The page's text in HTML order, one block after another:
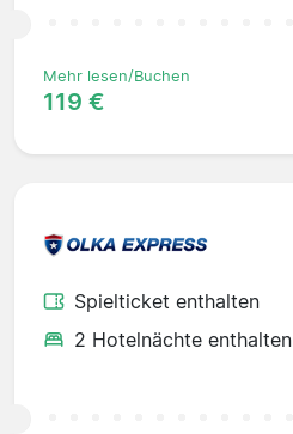
Mehr lesen/Buchen
119 €
Spielticket enthalten
2 Hotelnächte enthalten